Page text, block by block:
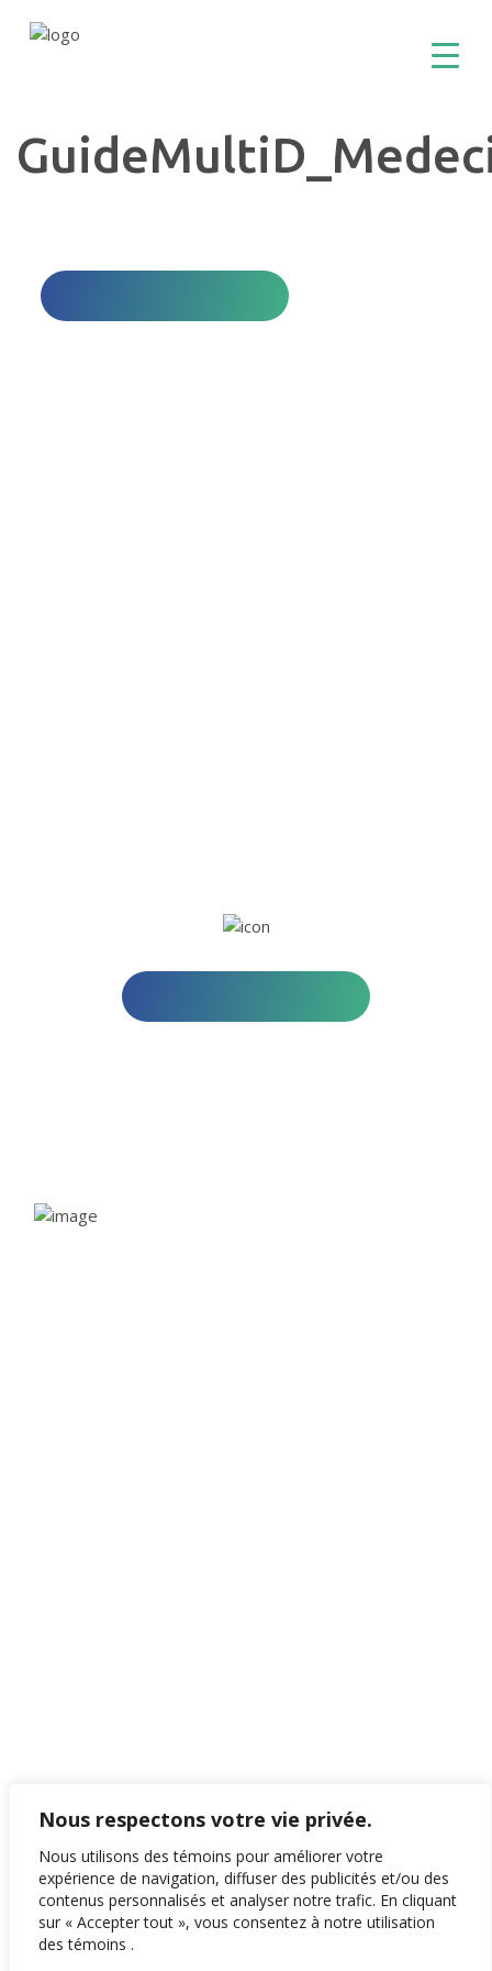
Nous respectons votre vie privée.
Nous utilisons des témoins pour améliorer votre
expérience de navigation, diffuser des publicités et/ou des
contenus personnalisés et analyser notre trafic. En cliquant
sur « Accepter tout », vous consentez à notre utilisation
des témoins .